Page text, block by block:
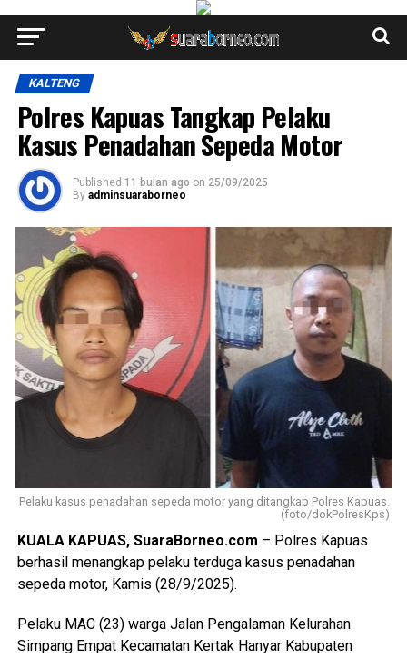
KALTENG
Polres Kapuas Tangkap Pelaku
Kasus Penadahan Sepeda Motor
Published 11 bulan ago on 25/09/2025
By adminsuaraborneo
Pelaku kasus penadahan sepeda motor yang ditangkap Polres Kapuas.
(foto/dokPolresKps)
KUALA KAPUAS, SuaraBorneo.com – Polres Kapuas
berhasil menangkap pelaku terduga kasus penadahan
sepeda motor, Kamis (28/9/2025).
Pelaku MAC (23) warga Jalan Pengalaman Kelurahan
Simpang Empat Kecamatan Kertak Hanyar Kabupaten